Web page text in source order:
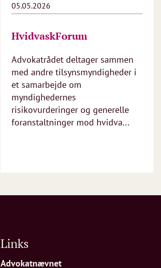
05.05.2026
HvidvaskForum
Advokatrådet deltager sammen
med andre tilsynsmyndigheder i
et samarbejde om
myndighedernes
risikovurderinger og generelle
foranstaltninger mod hvidva...
Links
Advokatnævnet